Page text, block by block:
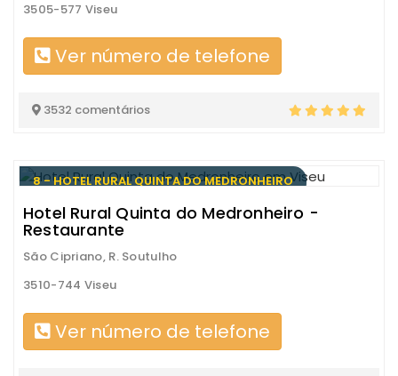
3505-577 Viseu
Ver número de telefone
3532 comentários
8 - HOTEL RURAL QUINTA DO MEDRONHEIRO
Hotel Rural Quinta do Medronheiro -
Restaurante
São Cipriano, R. Soutulho
3510-744 Viseu
Ver número de telefone